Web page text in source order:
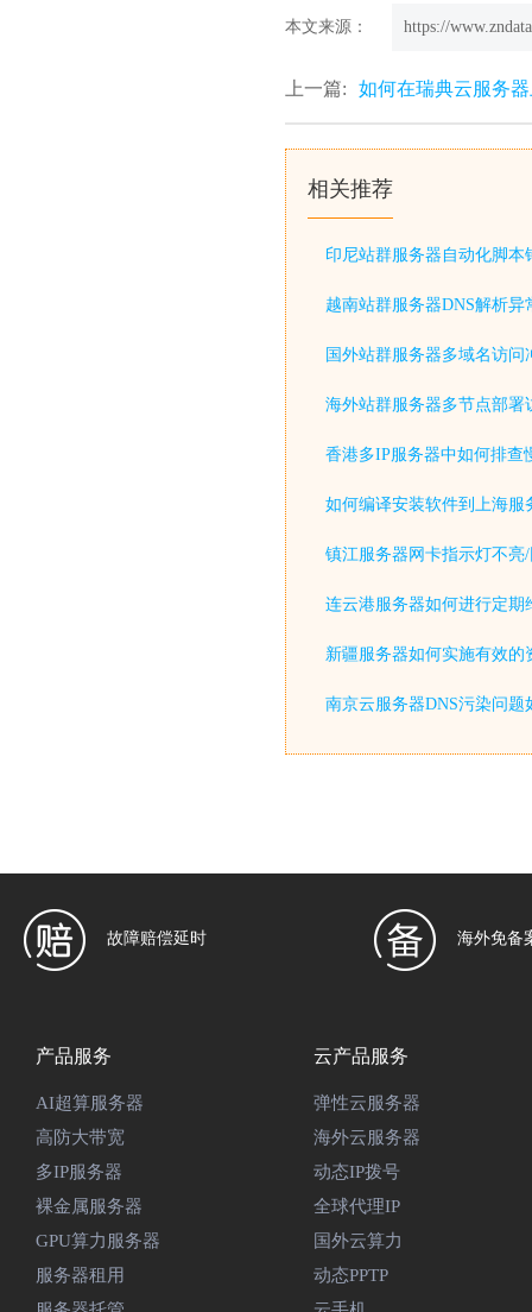
本文来源： https://
上一篇: 如何在瑞典云服务
相关推荐
印尼站群服务器自动化脚本
越南站群服务器DNS解析异
国外站群服务器多域名访问
海外站群服务器多节点部署
香港多IP服务器中如何排查
如何编译安装软件到上海服
镇江服务器网卡指示灯不亮
连云港服务器如何进行定期
新疆服务器如何实施有效的
南京云服务器DNS污染问题
故障赔偿延时 海外免备
产品服务
AI超算服务器
高防大带宽
多IP服务器
裸金属服务器
GPU算力服务器
服务器租用
云产品服务
弹性云服务器
海外云服务器
动态IP拨号
全球代理IP
国外云算力
动态PPTP